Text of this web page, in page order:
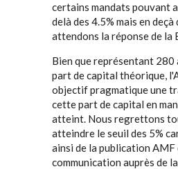
certains mandats pouvant
delà des 4.5% mais en
attendons la réponse de la
Bien que représentant
part de capital théorique,
objectif pragmatique une
cette part de capital en
atteint. Nous regrettons
atteindre le seuil des 5%
ainsi de la publication AMF
communication auprès de